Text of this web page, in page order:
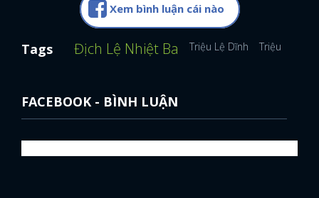
Xem bình luận cái nào
Tags Địch Lệ Nhiệt Ba Triệu Lệ Dĩnh Triệu Lộ Tư
FACEBOOK - BÌNH LUẬN